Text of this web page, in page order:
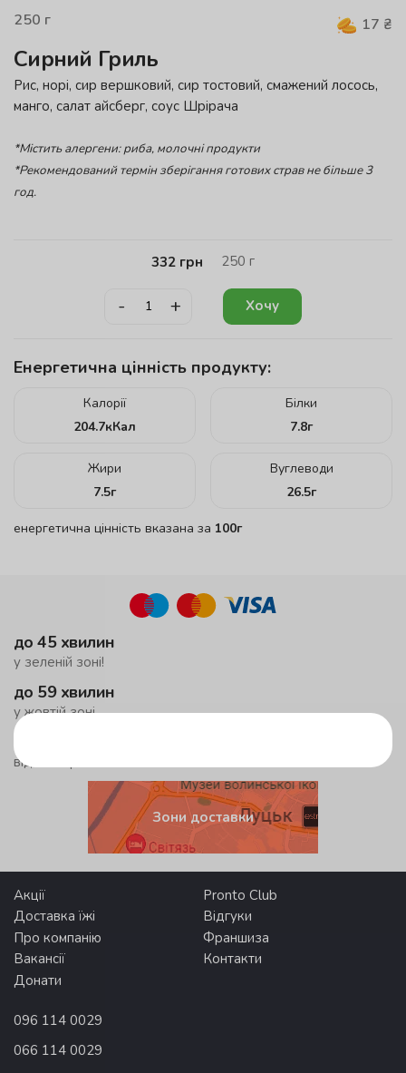
250 г 17 ₴
Сирний Гриль
Рис, норі, сир вершковий, сир тостовий, смажений лосось,
манго, салат айсберг, соус Шрірача
*Містить алергени: риба, молочні продукти
*Рекомендований термін зберігання готових страв не більше 3
год.
332 грн 250 г
- + Хочу
Енергетична цінність продукту:
Калорії
204.7кКал
Білки
7.8г
Жири
7.5г
Вуглеводи
26.5г
енергетична цінність вказана за 100г
до 45 хвилин
у зеленій зоні!
до 59 хвилин
у жовтій зоні
від 500 грн
Зони доставки
Акції
Pronto Club
Доставка їжі
Відгуки
Про компанію
Франшиза
Вакансії
Контакти
Донати
096 114 0029
066 114 0029